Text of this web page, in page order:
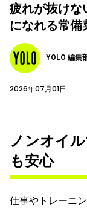
疲れが抜けな
になれる常備
YOLO 編集
2026年07月01日
ノンオイ
も安心
仕事やトレーニ